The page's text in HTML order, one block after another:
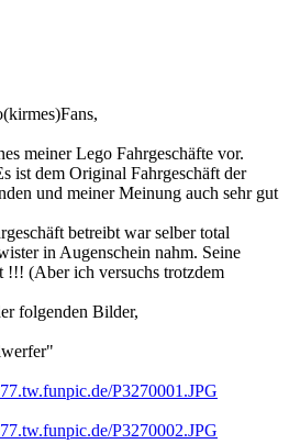
meiner Lego Fahrgeschäfte vor.
ist dem Original Fahrgeschäft der
und meiner Meinung auch sehr gut
betreibt war selber total
in Augenschein nahm. Seine
!!! (Aber ich versuchs trotzdem
folgenden Bilder,
P3270001.JPG
P3270002.JPG